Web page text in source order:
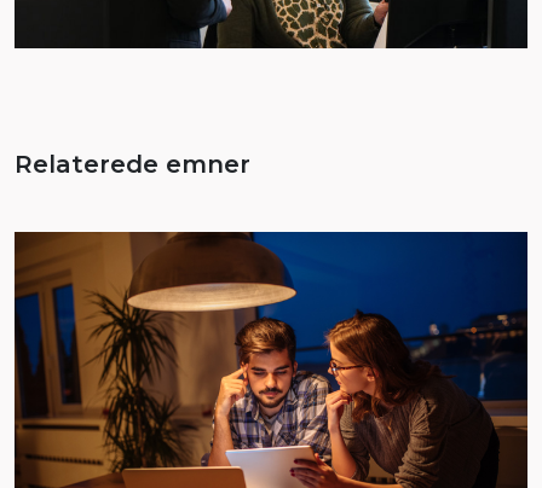
Relaterede emner